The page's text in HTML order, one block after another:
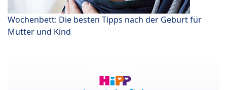
Wochenbett: Die besten Tipps nach der Geburt für
Mutter und Kind